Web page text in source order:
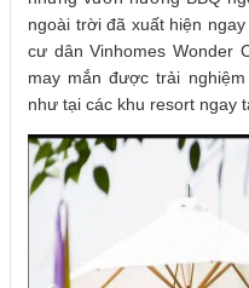
ngoài trời đã xuất hiện
cư dân Vinhomes Wonder
may mắn được trải
như tại các khu resort ngay